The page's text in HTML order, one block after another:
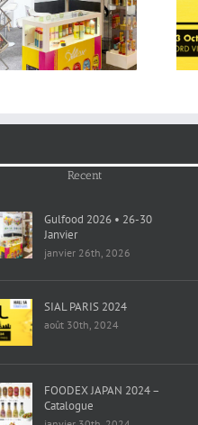
SIAL PARIS 2024
Recent
Gulfood 2026 • 26-30
Janvier
janvier 26th, 2026
SIAL PARIS 2024
août 30th, 2024
FOODEX JAPAN 2024 –
Catalogue